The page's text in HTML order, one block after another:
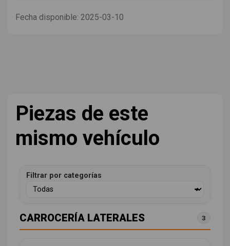
Fecha disponible: 2025-03-10
Piezas de este
mismo vehículo
Filtrar por categorías
CARROCERÍA LATERALES 3